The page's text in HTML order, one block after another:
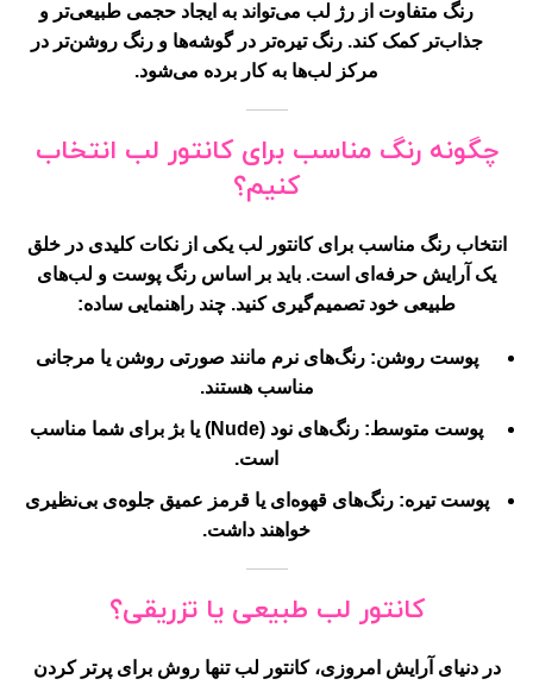
رنگ متفاوت از رژ لب می‌تواند به ایجاد حجمی طبیعی‌تر و
جذاب‌تر کمک کند. رنگ تیره‌تر در گوشه‌ها و رنگ روشن‌تر در
مرکز لب‌ها به کار برده می‌شود.
چگونه رنگ مناسب برای کانتور لب انتخاب
کنیم؟
انتخاب رنگ مناسب برای کانتور لب یکی از نکات کلیدی در خلق
یک آرایش حرفه‌ای است. باید بر اساس رنگ پوست و لب‌های
طبیعی خود تصمیم‌گیری کنید. چند راهنمایی ساده:
پوست روشن: رنگ‌های نرم مانند صورتی روشن یا مرجانی
مناسب هستند.
پوست متوسط
: رنگ‌های نود (Nude) یا بژ برای شما مناسب
است.
پوست تیره: رنگ‌های قهوه‌ای یا قرمز عمیق جلوه‌ی بی‌نظیری
خواهند داشت.
کانتور لب طبیعی یا تزریقی؟
در دنیای آرایش امروزی، کانتور لب تنها روش برای پرتر کردن